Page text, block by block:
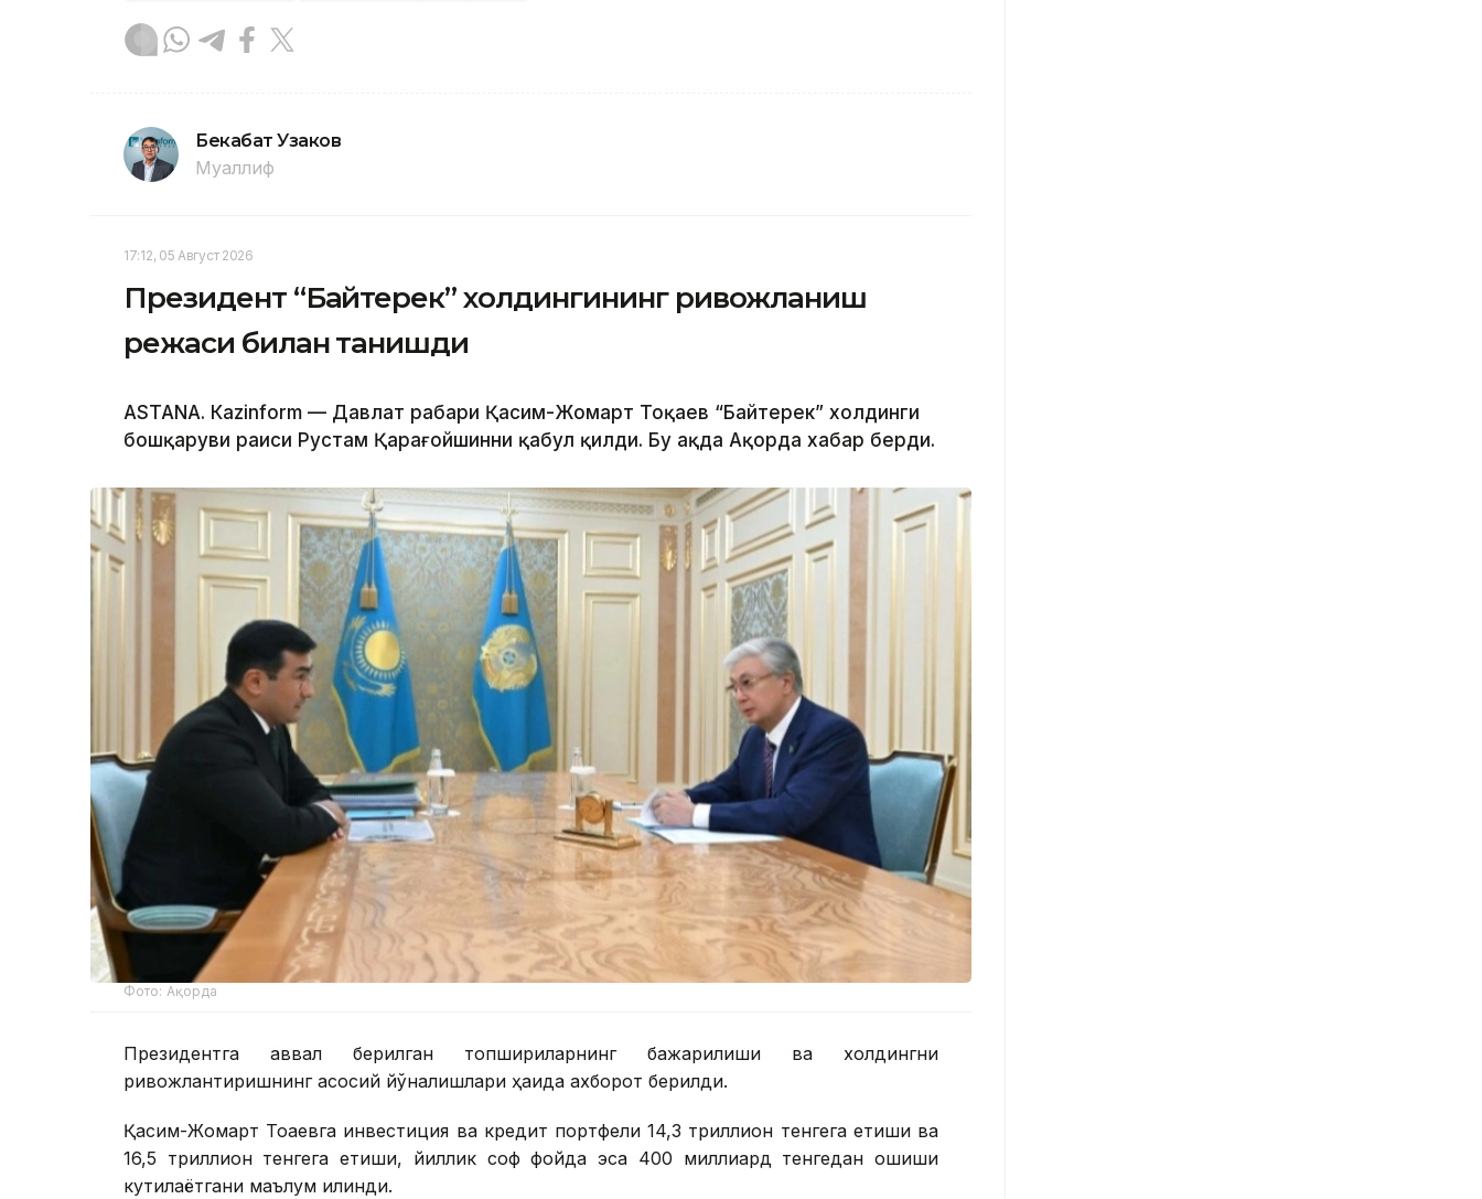
Бекабат Узаков
Муаллиф
17:12, 05 Август 2026
Президент “Байтерек” холдингининг ривожланиш
режаси билан танишди
ASTANА. Каzinform — Давлат раҳбари Қасим-Жомарт Тоқаев “Байтерек” холдинги
бошқаруви раиси Рустам Қарағойшинни қабул қилди. Бу ҳақда Ақорда хабар берди.
Фото: Ақорда
Президентга аввал берилган топшириқларнинг бажарилиши ва холдингни
ривожлантиришнинг асосий йўналишлари ҳақида ахборот берилди.
Қасим-Жомарт Тоқаевга инвестиция ва кредит портфели 14,3 триллион тенгега етиши ва
16,5 триллион тенгега етиши, йиллик соф фойда эса 400 миллиард тенгедан ошиши
кутилаётгани маълум қилинди.